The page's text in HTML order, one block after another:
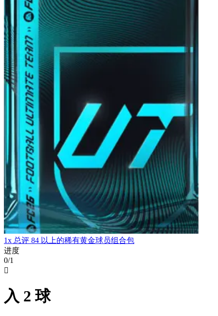
1x 总评 84 以上的稀有黄金球员组合包
进度
0/1

入 2 球